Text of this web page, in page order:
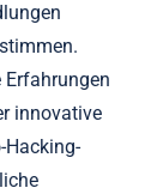
innovative
Hacking-